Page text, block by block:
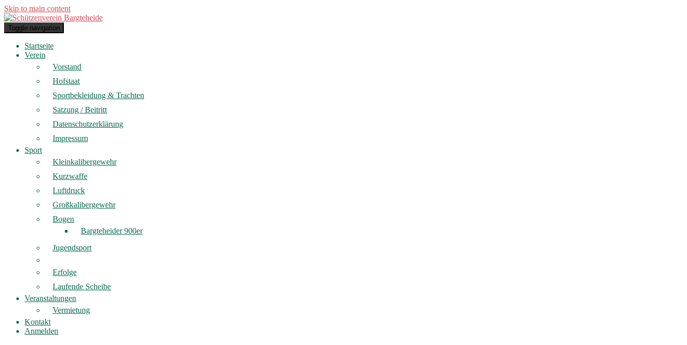
Skip to main content
Toggle navigation
Startseite
Verein
Vorstand
Hofstaat
Sportbekleidung & Trachten
Satzung / Beitritt
Datenschutzerklärung
Impressum
Sport
Kleinkalibergewehr
Kurzwaffe
Luftdruck
Großkalibergewehr
Bogen
Bargteheider 900er
Jugendsport
Erfolge
Laufende Scheibe
Veranstaltungen
Vermietung
Kontakt
Anmelden